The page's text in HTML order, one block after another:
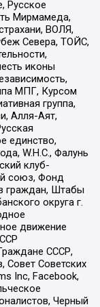
Русское
Мирмамеда,
ВОЛЯ,
Севера, ТОЙС,
иконы
МПГ, Курсом
группа,
Алля-Аят,
единство,
W.H.С., Фалунь
клуб-
союз, Фонд
граждан, Штабы
округа г.
движение
СССР,
Совет Советских
Inc, Facebook,
Черный